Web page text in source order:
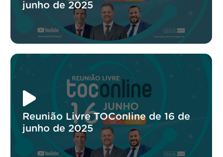
junho de 2025
Reunião Livre TOConline de 16 de
junho de 2025